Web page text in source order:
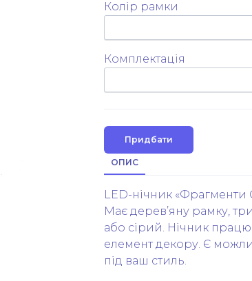
Колір рамки
Комплектація
Придбати
ОПИС
LED-нічник «Фрагменти
Має дерев’яну рамку,
або сірий. Нічник
елемент декору. Є
під ваш стиль.